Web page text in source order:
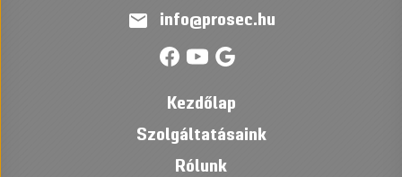
mail info@prosec.hu
Kezdőlap
Szolgáltatásaink
Rólunk